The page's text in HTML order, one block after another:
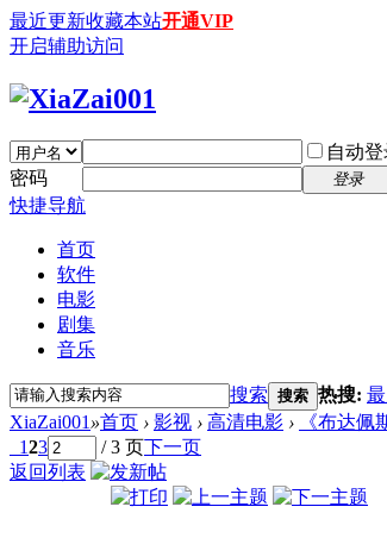
最近更新收藏本站开通VIP
开启辅助访问
自动
密码
登录
快捷导航
首页
软件
电影
剧集
音乐
搜索 搜索 热搜:
XiaZai001 »首页 › 影视 › 高清电影 ›
《布达佩
123 / 3 页下一页
返回列表